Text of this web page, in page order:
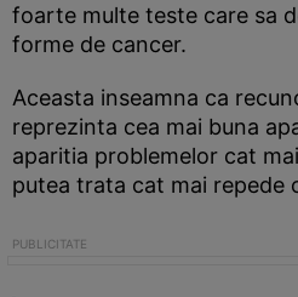
foarte multe teste care sa
forme de cancer.
Aceasta inseamna ca
reprezinta cea mai buna
aparitia problemelor cat
putea trata cat mai repede